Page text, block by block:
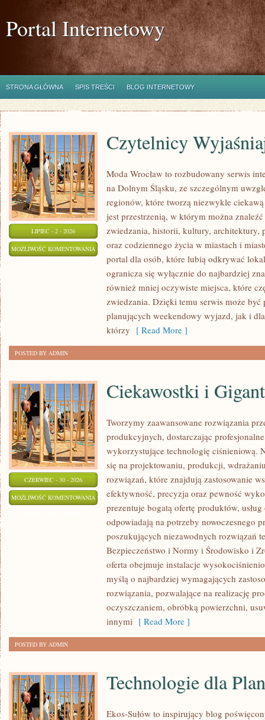
Portal Internetowy
STRONA GŁÓWNA SPIS TREŚCI BLOG INTERNETOWY
LIPIEC - 2 - 2026
MOŻLIWOŚĆ KOMENTOWANIA CZYTELNICY
WYJAŚNIAJĄ
Czytelnicy
Moda Wrocław to rozbudowany serwis
na Dolnym Śląsku, ze szczególnym
regionów, które tworzą niezwykle
jest przestrzenią, w którym można
zwiedzania, historii, kultury, architektury,
oraz codziennego życia w miastach i
portal dla osób, które lubią odkrywać
ogranicza się wyłącznie do najbardziej
również mniej oczywiste miejsca, które
zwiedzania. Dzięki temu serwis może
planujących weekendowy wyjazd, jak i
którzy [ Read More ]
POSTED BY ADMIN
CZERWIEC - 30 - 2026
MOŻLIWOŚĆ KOMENTOWANIA CIEKAWOSTKI
GIGANTY
ŚWIATA
Ciekawostki i
Tworzymy zaawansowane rozwiązania
produkcyjnych, dostarczając
wykorzystujące technologię ciśnieniową.
się na projektowaniu, produkcji,
rozwiązań, które znajdują zastosowanie
efektywność, precyzja oraz pewność
prezentuje bogatą ofertę produktów,
odpowiadają na potrzeby nowoczesnego
poszukujących niezawodnych rozwiązań
Bezpieczeństwo i Normy i Środowisko i
oferta obejmuje instalacje
myślą o najbardziej wymagających
rozwiązania, pozwalające na realizację
oczyszczaniem, obróbką powierzchni,
innymi [ Read More ]
POSTED BY ADMIN
Technologie dla
Ekos-Sułów to inspirujący blog